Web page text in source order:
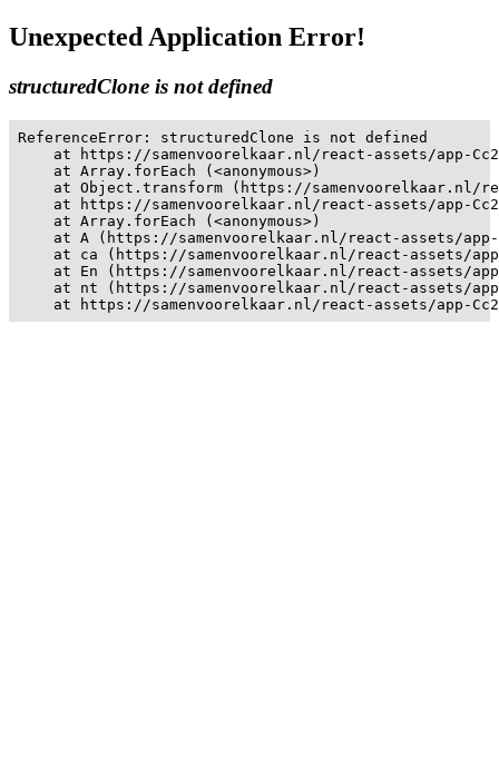
Unexpected Application Error!
structuredClone is not defined
ReferenceError: structuredClone is not defined
at https://samenvoorelkaar.nl/react-assets/app-
    at Array.forEach (<anonymous>)
at Object.transform (https://samenvoorelkaar.nl/
at https://samenvoorelkaar.nl/react-assets/app-
    at Array.forEach (<anonymous>)
at A (https://samenvoorelkaar.nl/react-assets/
at ca (https://samenvoorelkaar.nl/react-assets/
at En (https://samenvoorelkaar.nl/react-assets/
at nt (https://samenvoorelkaar.nl/react-assets/
at https://samenvoorelkaar.nl/react-assets/app-